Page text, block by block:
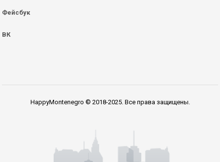
Фейсбук
ВК
HappyMontenegro © 2018-2025. Все права защищены.